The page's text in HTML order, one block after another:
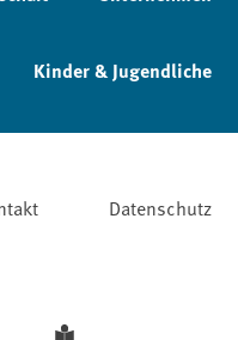
Kinder & Jugendliche
Datenschutz